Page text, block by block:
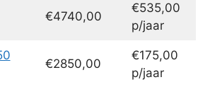
€4740,00
€535,00
p/jaar
€2850,00
€175,00
p/jaar